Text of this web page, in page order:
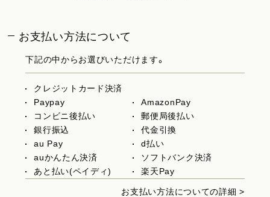
お支払い方法について
下記の中からお選びいただけます。
クレジットカード決済
Paypay
AmazonPay
コンビニ後払い
郵便局後払い
銀行振込
代金引換
au Pay
d払い
auかんたん決済
ソフトバンク決済
あと払い(ペイディ)
楽天Pay
お支払い方法についての詳細 >